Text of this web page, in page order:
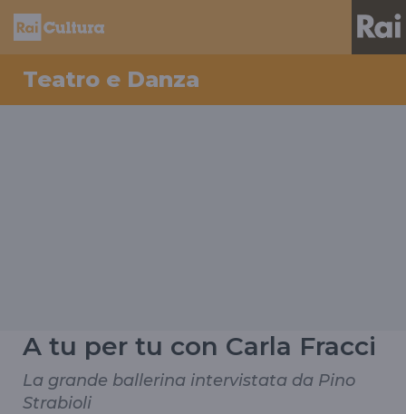
Teatro e Danza
A tu per tu con Carla Fracci
La grande ballerina intervistata da Pino
Strabioli